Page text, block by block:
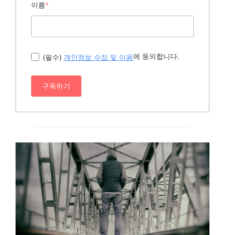
이름*
(필수) 개인정보 수집 및 이용에 동의합니다.
구독하기